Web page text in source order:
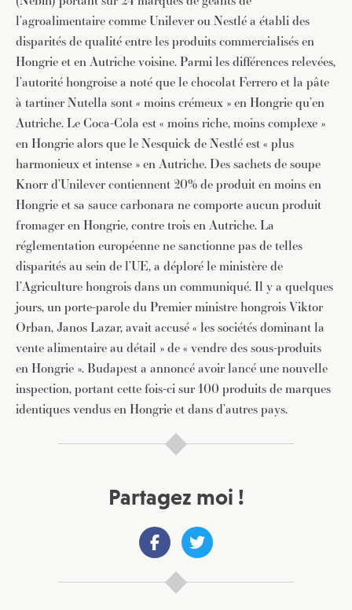
l’agroalimentaire comme Unilever ou Nestlé a établi des
disparités de qualité entre les produits commercialisés en
Hongrie et en Autriche voisine. Parmi les différences relevées,
l’autorité hongroise a noté que le chocolat Ferrero et la pâte
à tartiner Nutella sont « moins crémeux » en Hongrie qu’en
Autriche. Le Coca-Cola est « moins riche, moins complexe »
en Hongrie alors que le Nesquick de Nestlé est « plus
harmonieux et intense » en Autriche. Des sachets de soupe
Knorr d’Unilever contiennent 20% de produit en moins en
Hongrie et sa sauce carbonara ne comporte aucun produit
fromager en Hongrie, contre trois en Autriche. La
réglementation européenne ne sanctionne pas de telles
disparités au sein de l’UE, a déploré le ministère de
l’Agriculture hongrois dans un communiqué. Il y a quelques
jours, un porte-parole du Premier ministre hongrois Viktor
Orban, Janos Lazar, avait accusé « les sociétés dominant la
vente alimentaire au détail » de « vendre des sous-produits
en Hongrie ». Budapest a annoncé avoir lancé une nouvelle
inspection, portant cette fois-ci sur 100 produits de marques
identiques vendus en Hongrie et dans d’autres pays.
Partagez moi !